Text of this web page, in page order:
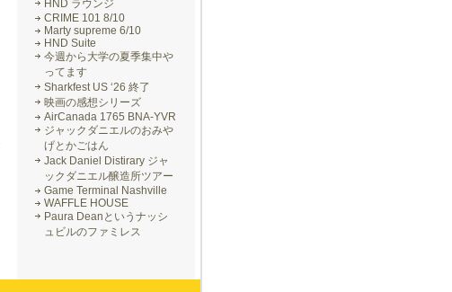
HND ラウンジ
CRIME 101 8/10
Marty supreme 6/10
HND Suite
今週から大学の夏季集中や
ってます
Sharkfest US ‘26 終了
映画の感想シリーズ
AirCanada 1765 BNA-YVR
ジャックダニエルのおみや
げとかごはん
Jack Daniel Distirary ジャ
ックダニエル醸造所ツアー
Game Terminal Nashville
WAFFLE HOUSE
Paura Deanというナッシ
ュビルのファミレス